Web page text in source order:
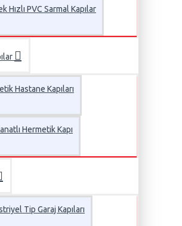
Hızlı PVC Sarmal Kapılar
Hastane Kapıları
Hermetik Kapı
Tip Garaj Kapıları